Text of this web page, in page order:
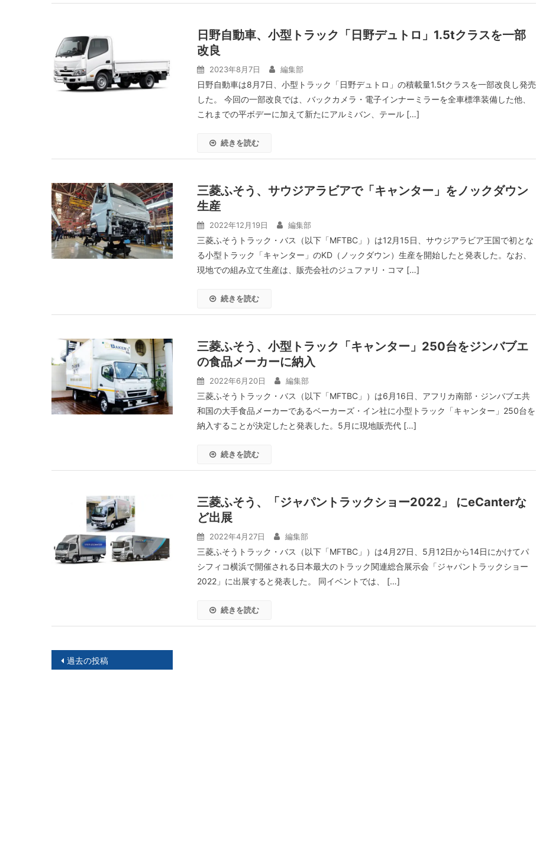
日野自動車、小型トラック「日野デュトロ」1.5tクラスを一部
改良
2023年8月7日 編集部
日野自動車は8月7日、小型トラック「日野デュトロ」の積載量1.5tクラスを一部改良し発売
した。 今回の一部改良では、バックカメラ・電子インナーミラーを全車標準装備した他、
これまでの平ボデーに加えて新たにアルミバン、テール […]
続きを読む
三菱ふそう、サウジアラビアで「キャンター」をノックダウン
生産
2022年12月19日 編集部
三菱ふそうトラック・バス（以下「MFTBC」）は12月15日、サウジアラビア王国で初とな
る小型トラック「キャンター」のKD（ノックダウン）生産を開始したと発表した。なお、
現地での組み立て生産は、販売会社のジュファリ・コマ […]
続きを読む
三菱ふそう、小型トラック「キャンター」250台をジンバブエ
の食品メーカーに納入
2022年6月20日 編集部
三菱ふそうトラック・バス（以下「MFTBC」）は6月16日、アフリカ南部・ジンバブエ共
和国の大手食品メーカーであるベーカーズ・イン社に小型トラック「キャンター」250台を
納入することが決定したと発表した。5月に現地販売代 […]
続きを読む
三菱ふそう、「ジャパントラックショー2022」 にeCanterな
ど出展
2022年4月27日 編集部
三菱ふそうトラック・バス（以下「MFTBC」）は4月27日、5月12日から14日にかけてパ
シフィコ横浜で開催される日本最大のトラック関連総合展示会「ジャパントラックショー
2022」に出展すると発表した。 同イベントでは、 […]
続きを読む
投過去の投稿